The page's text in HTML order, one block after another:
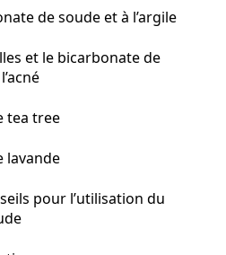
de soude et à l’argile
et le bicarbonate de
tea tree
lavande
pour l’utilisation du